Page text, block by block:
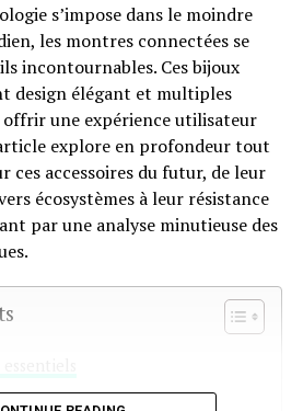
s’impose dans le moindre
les montres connectées se
incontournables. Ces bijoux
design élégant et multiples
une expérience utilisateur
explore en profondeur tout
ces accessoires du futur, de leur
écosystèmes à leur résistance
par une analyse minutieuse des
Le confort d’utilisation : un aspect